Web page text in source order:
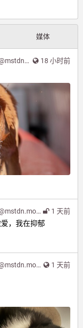
媒体
18 小时前
1 天前
，我在抑郁
1 天前